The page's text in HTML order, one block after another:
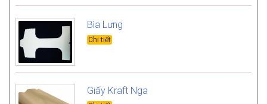
Bìa Lưng
Giấy Kraft Nga